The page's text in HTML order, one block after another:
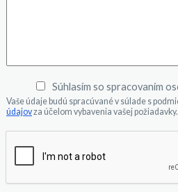
o
Súhlasím so spracovaním
Vaše údaje budú spracúvané v súlade s
údajovza účelom vybavenia vašej požiadavky.